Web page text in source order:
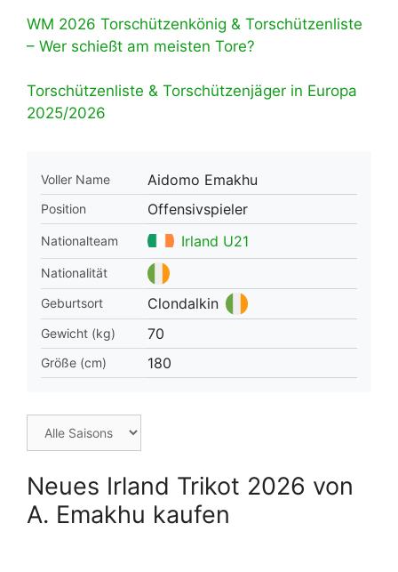
WM 2026 Torschützenkönig & Torschützenliste
– Wer schießt am meisten Tore?
Torschützenliste & Torschützenjäger in Europa
2025/2026
Voller Name Aidomo Emakhu
Position Offensivspieler
Nationalteam Irland U21
Nationalität
Geburtsort
Clondalkin
Gewicht (kg) 70
Größe (cm) 180
Neues Irland Trikot 2026 von
A. Emakhu kaufen